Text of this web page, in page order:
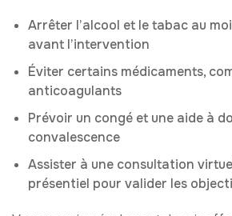
Arrêter l’alcool et le tabac au
avant l’intervention
Éviter certains médicaments,
anticoagulants
Prévoir un congé et une aide à
convalescence
Assister à une consultation
présentiel pour valider les